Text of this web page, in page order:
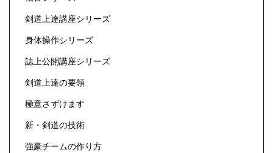
剣道上達講座シリーズ
身体操作シリーズ
誌上公開講座シリーズ
剣道上達の要領
極意さずけます
新・剣道の技術
強豪チームの作り方